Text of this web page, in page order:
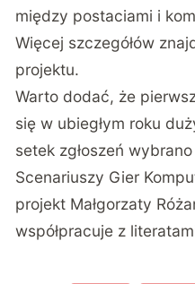
między postaciami i
Więcej szczegółów
projektu.
Warto dodać, że
się w ubiegłym roku
setek zgłoszeń
Scenariuszy Gier
projekt Małgorzaty
współpracuje z